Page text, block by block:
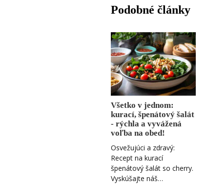
Podobné články
Všetko v jednom:
kurací, špenátový šalát
- rýchla a vyvážená
voľba na obed!
Osvežujúci a zdravý:
Recept na kurací
špenátový šalát so cherry.
Vyskúšajte náš…